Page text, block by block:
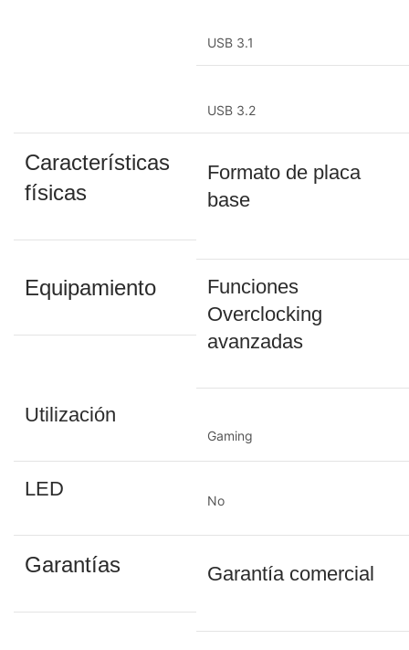
USB 3.1
USB 3.2
Características
físicas
Formato de placa
base
Equipamiento
Funciones
Overclocking
avanzadas
Utilización
Gaming
LED
No
Garantías Garantía comercial